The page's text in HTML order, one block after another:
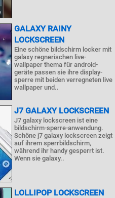
GALAXY RAINY
LOCKSCREEN
Eine schöne bildschirm locker mit
galaxy regnerischen live-
wallpaper thema für android-
geräte passen sie ihre display-
sperre mit beiden verregneten live
wallpaper und..
J7 GALAXY LOCKSCREEN
J7 galaxy lockscreen ist eine
bildschirm-sperre-anwendung.
Schöne j7 galaxy lockscreen zeigt
auf ihrem sperrbildschirm,
während ihr handy gesperrt ist.
Wenn sie galaxy..
LOLLIPOP LOCKSCREEN